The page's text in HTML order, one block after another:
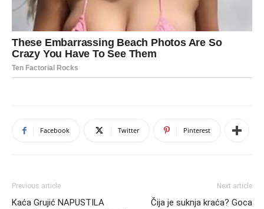
Facebook Twitter Pinterest
Previous article
Kaća Grujić NAPUSTILA
Next article
Čija je suknja kraća? Goca